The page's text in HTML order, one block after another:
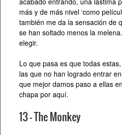
más y de más nivel ‘como
también me da la sensación de
se han soltado menos la
elegir.
Lo que pasa es que todas
las que no han logrado entrar
que mejor damos paso a ellas
chapa por aquí.
13 – The Monkey